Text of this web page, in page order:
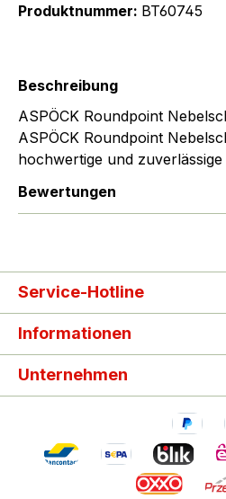
Produktnummer: BT60745
Beschreibung
ASPÖCK Roundpoint
ASPÖCK Roundpoint
hochwertige und
Bewertungen
Service-Hotline
Informationen
Unternehmen